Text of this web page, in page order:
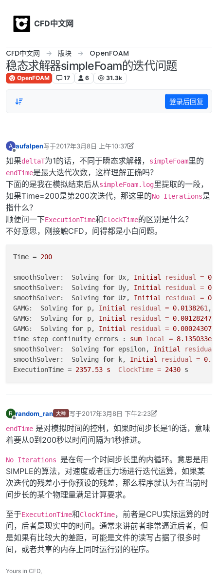
CFD中文网
CFD中文网 版块 OpenFOAM
稳态求解器simpleFoam的迭代问题
OpenFOAM 17 6 31.3k
登录后回复
A aufalpen写于2017年3月8日 上午10:37
最后由 李东岳 编辑2017年3月8日 下午10:49
如果deltaT为1的话，不同于瞬态求解器， simpleFoam里的
endTime是最大迭代次数，这样理解正确吗？
下面的是我在模拟结束后从simpleFoam.log里提取的一段，
如果Time=200是第200次迭代，那这里的No Iterations是
指什么？
顺便问一下ExecutionTime和ClockTime的区别是什么？
不好意思，刚接触CFD，问得都是小白问题。
Time = 200
smoothSolver:  Solving for Ux, Initial residual =
smoothSolver:  Solving for Uy, Initial residual =
smoothSolver:  Solving for Uz, Initial residual =
GAMG:  Solving for p, Initial residual = 0.0138261,
GAMG:  Solving for p, Initial residual = 0.001282478
GAMG:  Solving for p, Initial residual =
time step continuity errors : sum local = 8.135033e-
smoothSolver:  Solving for epsilon, Initial
residual
smoothSolver:  Solving for k, Initial residual =
ExecutionTime = 2357.53 s ClockTime = 2430
R random_ran 大神 写于2017年3月8日 下午2:23
最后由 李东岳 编辑
2017年3月8日 下午10:50
endTime 是对模拟时间的控制，如果时间步长是1的话，意味
着要从0到200秒以时间间隔为1秒推进。
No Iterations 是在每一个时间步长里的内循环。意思是用
SIMPLE的算法，对速度或者压力场进行迭代运算，如果某
次迭代的残差小于你预设的残差，那么程序就认为在当前时
间步长的某个物理量满足计算要求。
至于ExecutionTime和ClockTime，前者是CPU实际运算的时
间，后者是现实中的时间。通常来讲前者非常逼近后者，但
是如果有比较大的差距，可能是文件的读写占据了很多时
间，或者共享的内存上同时运行别的程序。
Yours in CFD,